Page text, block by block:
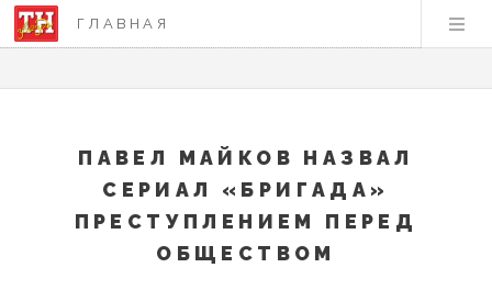
ГЛАВНАЯ
ПАВЕЛ МАЙКОВ НАЗВАЛ
СЕРИАЛ «БРИГАДА»
ПРЕСТУПЛЕНИЕМ ПЕРЕД
ОБЩЕСТВОМ